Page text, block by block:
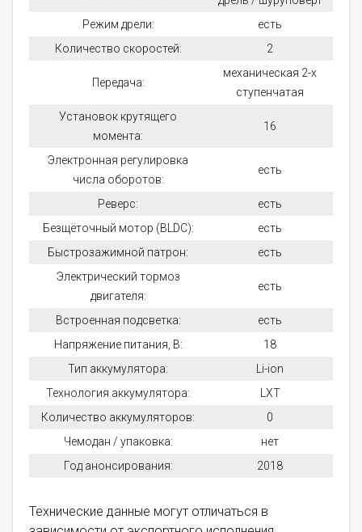
Режим дрели:
есть
Количество скоростей:
2
Передача:
механическая 2-х
ступенчатая
Установок крутящего
момента:
16
Электронная регулировка
числа оборотов:
есть
Реверс:
есть
Безщёточный мотор (BLDC):
есть
Быстрозажимной патрон:
есть
Электрический тормоз
двигателя:
есть
Встроенная подсветка:
есть
Напряжение питания, В:
18
Тип аккумулятора:
Li-ion
Технология аккумулятора:
LXT
Количество аккумуляторов:
0
Чемодан / упаковка:
нет
Год анонсирования:
2018
Технические данные могут отличаться в